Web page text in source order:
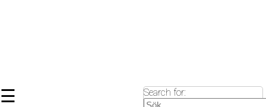
☰ Search for: